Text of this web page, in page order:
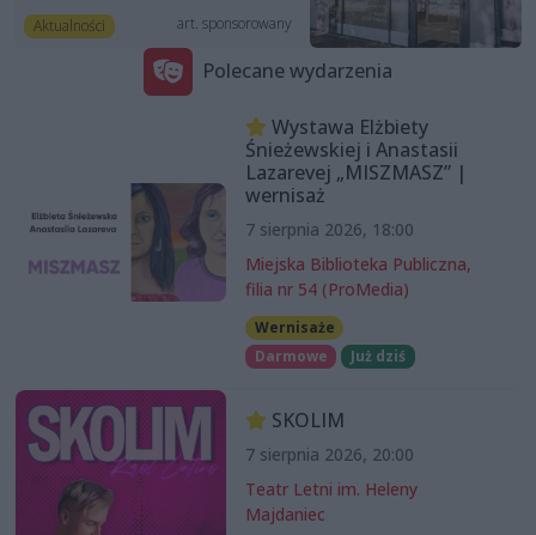
Aktualności art. sponsorowany
Polecane wydarzenia
Wystawa Elżbiety
Śnieżewskiej i Anastasii
Lazarevej „MISZMASZ” |
wernisaż
7 sierpnia 2026, 18:00
Miejska Biblioteka Publiczna,
filia nr 54 (ProMedia)
Wernisaże
Darmowe
Już dziś
SKOLIM
7 sierpnia 2026, 20:00
Teatr Letni im. Heleny
Majdaniec